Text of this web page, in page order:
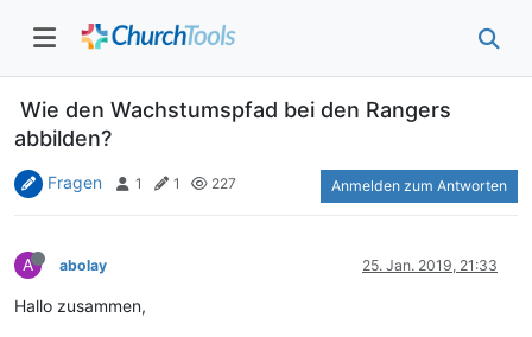
Wie den Wachstumspfad bei den Rangers
abbilden?
Fragen 1 1 227 Anmelden zum Antworten
A abolay 25. Jan. 2019, 21:33
Hallo zusammen,